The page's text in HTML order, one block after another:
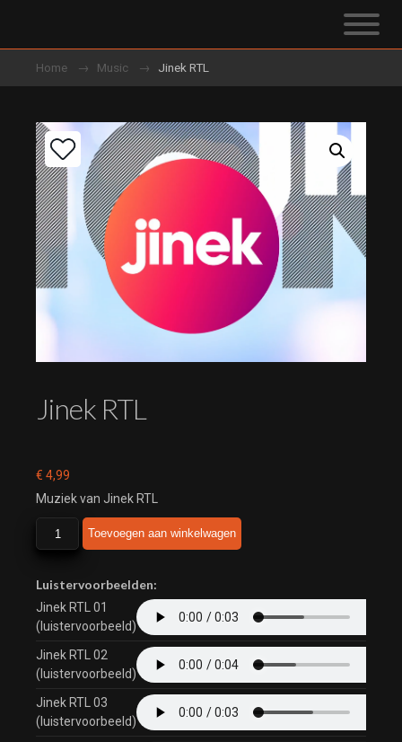
Home Music Jinek RTL
Jinek RTL
€ 4,99
Muziek van Jinek RTL
Jinek
RTL
Toevoegen aan winkelwagen
Luistervoorbeelden:
Jinek RTL 01
(luistervoorbeeld)
Jinek RTL 02
(luistervoorbeeld)
Jinek RTL 03
(luistervoorbeeld)